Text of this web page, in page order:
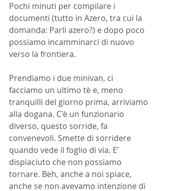
Pochi minuti per compilare i
documenti (tutto in Azero, tra cui la
domanda: Parli azero?) e dopo poco
possiamo incamminarci di nuovo
verso la frontiera.
Prendiamo i due minivan, ci
facciamo un ultimo tè e, meno
tranquilli del giorno prima, arriviamo
alla dogana. C'è un funzionario
diverso, questo sorride, fa
convenevoli. Smette di sorridere
quando vede il foglio di via. E’
dispiaciuto che non possiamo
tornare. Beh, anche a noi spiace,
anche se non avevamo intenzione di